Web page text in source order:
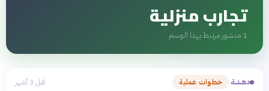
تجارب منزلية
1 منشور مرتبط بهذا الوسم
دهشة› خطوات عملية قبل 3 أشهر